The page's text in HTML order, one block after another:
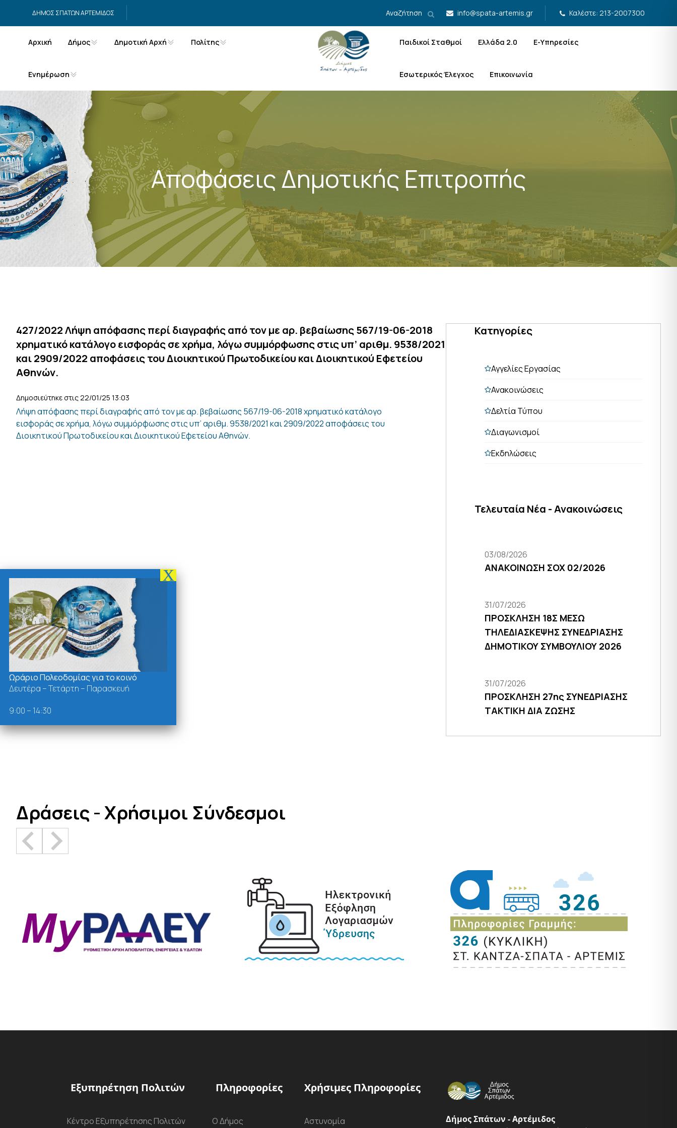
ΔΗΜΟΣ ΣΠΑΤΩΝ ΑΡΤΕΜΙΔΟΣ Αναζήτηση info@spata-artemis.gr Καλέστε: 213-2007300
Αρχική Δήμος Δημοτική Αρχή Πολίτης
Ενημέρωση
Παιδικοί Σταθμοί Ελλάδα 2.0 Ε-Υπηρεσίες
Εσωτερικός Έλεγχος Επικοινωνία
Αποφάσεις Δημοτικής Επιτροπής
427/2022 Λήψη απόφασης περί διαγραφής από τον με αρ. βεβαίωσης 567/19-06-2018
χρηματικό κατάλογο εισφοράς σε χρήμα, λόγω συμμόρφωσης στις υπ’ αριθμ. 9538/2021
και 2909/2022 αποφάσεις του Διοικητικού Πρωτοδικείου και Διοικητικού Εφετείου
Αθηνών.
Δημοσιεύτηκε στις 22/01/25 13:03
Λήψη απόφασης περί διαγραφής από τον με αρ. βεβαίωσης 567/19-06-2018 χρηματικό κατάλογο
εισφοράς σε χρήμα, λόγω συμμόρφωσης στις υπ’ αριθμ. 9538/2021 και 2909/2022 αποφάσεις του
Διοικητικού Πρωτοδικείου και Διοικητικού Εφετείου Αθηνών.
Κατηγορίες
Αγγελίες Εργασίας
Ανακοινώσεις
Δελτία Τύπου
Διαγωνισμοί
Εκδηλώσεις
Τελευταία Νέα - Ανακοινώσεις
03/08/2026
ΑΝΑΚΟΙΝΩΣΗ ΣΟΧ 02/2026
31/07/2026
ΠΡΟΣΚΛΗΣΗ 18Σ ΜΕΣΩ
ΤΗΛΕΔΙΑΣΚΕΨΗΣ ΣΥΝΕΔΡΙΑΣΗΣ
ΔΗΜΟΤΙΚΟΥ ΣΥΜΒΟΥΛΙΟΥ 2026
31/07/2026
ΠΡΟΣΚΛΗΣΗ 27ης ΣΥΝΕΔΡΙΑΣΗΣ
ΤΑΚΤΙΚΗ ΔΙΑ ΖΩΣΗΣ
Δράσεις - Χρήσιμοι Σύνδεσμοι
Εξυπηρέτηση Πολιτών
Κέντρο Εξυπηρέτησης Πολιτών
Πληροφορίες
Ο Δήμος
Χρήσιμες Πληροφορίες
Αστυνομία
Δήμος Σπάτων - Αρτέμιδος
Ωράριο Πολεοδομίας για το κοινό
Δευτέρα – Τετάρτη – Παρασκευή
9:00 – 14:30